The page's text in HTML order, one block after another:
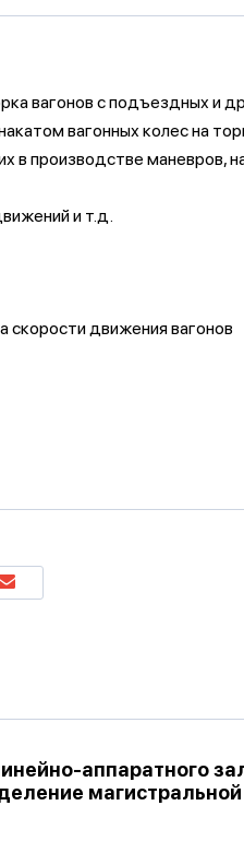
вагонов с подъездных и
вагонных колес на
в производстве маневров,
и т.д.
движения вагонов
аппаратного